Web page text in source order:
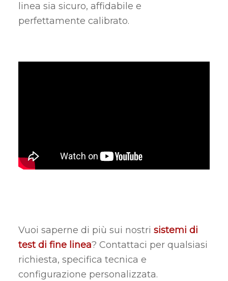
linea sia sicuro, affidabile e
perfettamente calibrato.
Vuoi saperne di più sui nostri sistemi di
test di fine linea? Contattaci per qualsiasi
richiesta, specifica tecnica e
configurazione personalizzata.